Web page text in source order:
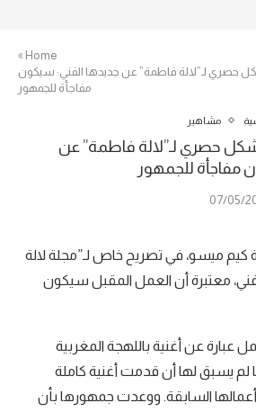
Home
»
لـ”لالة فاطمة” عن جديدها الفني: سيكون
مفاجأة للجمهور
مشاهير
حصري لـ”لالة فاطمة” عن
مفاجأة للجمهور
07/05/
كيم ميسو، في تصريح خاص لـ”مجلة لالة
معتبرة أن العمل المقبل سيكون
عن أغنية باللهجة المغربية
لم يسبق لها أن قدمت أغنية كاملة
السابقة. ووعدت جمهورها بأن